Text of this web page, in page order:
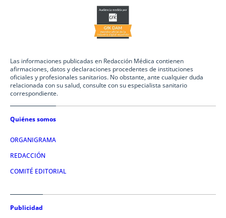
Las informaciones publicadas en Redacción Médica contienen
afirmaciones, datos y declaraciones procedentes de instituciones
oficiales y profesionales sanitarios. No obstante, ante cualquier duda
relacionada con su salud, consulte con su especialista sanitario
correspondiente.
Quiénes somos
ORGANIGRAMA
REDACCIÓN
COMITÉ EDITORIAL
Publicidad